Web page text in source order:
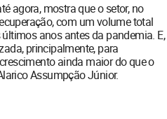
agora, mostra que o setor, no
com um volume total
anos antes da pandemia. E,
principalmente, para
ainda maior do que o
Assumpção Júnior.